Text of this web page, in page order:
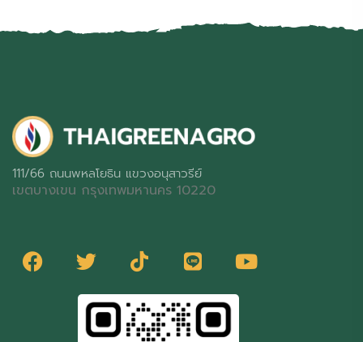
111/66 ถนนพหลโยธิน แขวงอนุสาวรีย์
เขตบางเขน กรุงเทพมหานคร 10220